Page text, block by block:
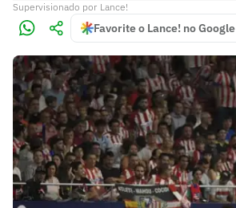
Supervisionado por Lance!
Favorite o Lance! no Google